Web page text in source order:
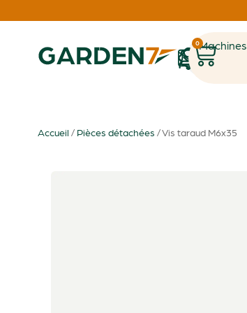
1
0Machines
Accueil / Pièces détachées / Vis taraud M6x35